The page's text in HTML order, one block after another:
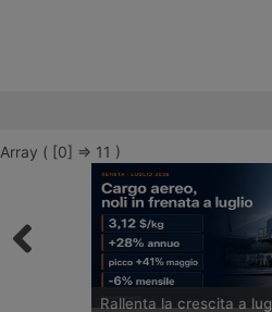
Array ( [0] => 11 )
Rallenta la crescita a